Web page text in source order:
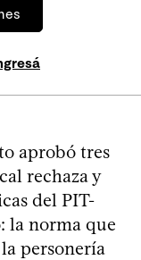
aprobó tres
rechaza y
del PIT-
la norma que
personería